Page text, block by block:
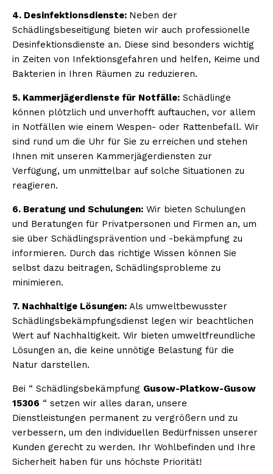
4. Desinfektionsdienste: Neben der
Schädlingsbeseitigung bieten wir auch professionelle
Desinfektionsdienste an. Diese sind besonders wichtig
in Zeiten von Infektionsgefahren und helfen, Keime und
Bakterien in Ihren Räumen zu reduzieren.
5. Kammerjägerdienste für Notfälle: Schädlinge
können plötzlich und unverhofft auftauchen, vor allem
in Notfällen wie einem Wespen- oder Rattenbefall. Wir
sind rund um die Uhr für Sie zu erreichen und stehen
Ihnen mit unseren Kammerjägerdiensten zur
Verfügung, um unmittelbar auf solche Situationen zu
reagieren.
6. Beratung und Schulungen: Wir bieten Schulungen
und Beratungen für Privatpersonen und Firmen an, um
sie über Schädlingsprävention und -bekämpfung zu
informieren. Durch das richtige Wissen können Sie
selbst dazu beitragen, Schädlingsprobleme zu
minimieren.
7. Nachhaltige Lösungen: Als umweltbewusster
Schädlingsbekämpfungsdienst legen wir beachtlichen
Wert auf Nachhaltigkeit. Wir bieten umweltfreundliche
Lösungen an, die keine unnötige Belastung für die
Natur darstellen.
Bei “ Schädlingsbekämpfung Gusow-Platkow-Gusow
15306 “ setzen wir alles daran, unsere
Dienstleistungen permanent zu vergrößern und zu
verbessern, um den individuellen Bedürfnissen unserer
Kunden gerecht zu werden. Ihr Wohlbefinden und Ihre
Sicherheit haben für uns höchste Priorität!